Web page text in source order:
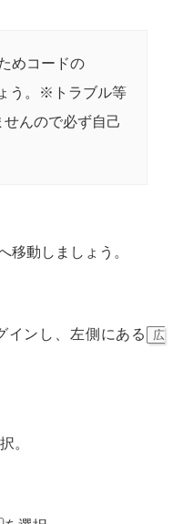
めコードの
う。※トラブル等
んので必ず自己
移動しましょう。
インし、左側にある
広
。